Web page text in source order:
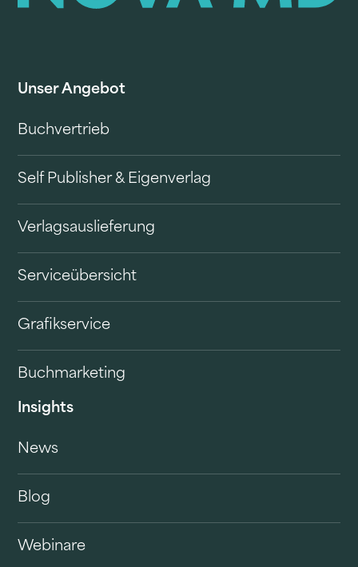
Unser Angebot
Buchvertrieb
Self Publisher & Eigenverlag
Verlagsauslieferung
Serviceübersicht
Grafikservice
Buchmarketing
Insights
News
Blog
Webinare